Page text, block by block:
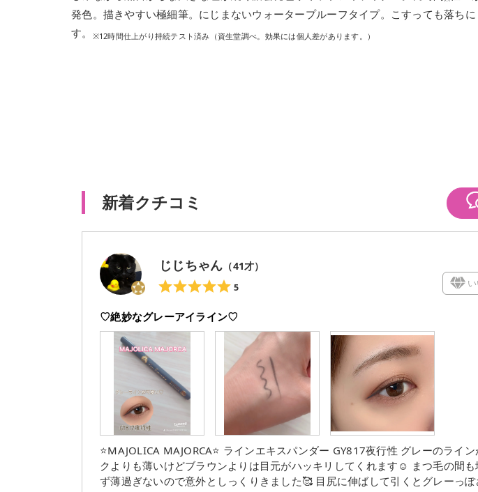
発色。描きやすい極細筆。にじまないウォータープルーフタイプ。こすっても落ち
す。
※12時間仕上がり持続テスト済み（資生堂調べ。効果には個人差があります。）
新着クチコミ
じじちゃん （41才）
5
♡絶妙なグレーアイライン♡
⭐️MAJOLICA MAJORCA⭐️ ラインエキスパンダー GY817夜行性 グレーのラインが欲しくて購入♡ ブラッ
クよりも薄いけどブラウンよりは目元がハッキリしてくれます☺️ まつ毛の間も埋めていますが、濃過ぎ
ず薄過ぎないので意外としっくりきました🥰 目尻に伸ばして引くとグレーっぽさが出ます！ 少し青みっ